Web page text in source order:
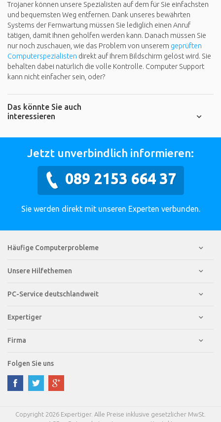
Trojaner können unsere Spezialisten auf dem für Sie einfachsten
und bequemsten Weg entfernen. Dank unseres bewährten
Systems der Fernwartung müssen Sie lediglich einen Anruf
tätigen, damit Ihnen geholfen werden kann. Danach müssen Sie
nur noch zuschauen, wie das Problem von unserem geprüften
Computerspezialisten direkt auf Ihrem Bildschirm gelöst wird. Sie
behalten dabei natürlich die volle Kontrolle. Computer Support
kann nicht einfacher sein, oder?
Das könnte Sie auch
interessieren
Jetzt unverbindlich informieren:
089 2153 664 37
Sie werden direkt mit unseren Experten verbunden.
Häufige Computerprobleme
Unsere Hilfethemen
PC-Service deutschlandweit
Expertiger
Firma
Folgen Sie uns
Copyright 2026 Expertiger. Alle Preise inklusive gesetzlicher MwSt.